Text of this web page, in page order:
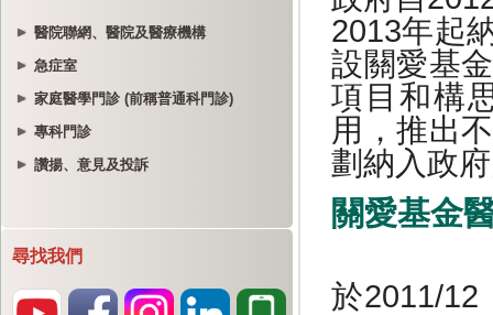
醫院聯網、醫院及醫療機構
急症室
家庭醫學門診 (前稱普通科門診)
專科門診
讚揚、意見及投訴
尋找我們